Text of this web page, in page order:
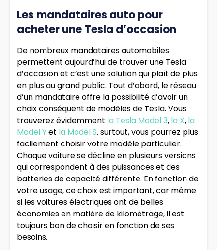
Les mandataires auto pour
acheter une Tesla d’occasion
De nombreux mandataires automobiles
permettent aujourd’hui de trouver une Tesla
d’occasion et c’est une solution qui plaît de plus
en plus au grand public. Tout d’abord, le réseau
d’un mandataire offre la possibilité d’avoir un
choix conséquent de modèles de Tesla. Vous
trouverez évidemment la Tesla Model 3, la X, la
Model Yet la Model S. surtout, vous pourrez plus
facilement choisir votre modèle particulier.
Chaque voiture se décline en plusieurs versions
qui correspondent à des puissances et des
batteries de capacité différente. En fonction de
votre usage, ce choix est important, car même
si les voitures électriques ont de belles
économies en matière de kilométrage, il est
toujours bon de choisir en fonction de ses
besoins.